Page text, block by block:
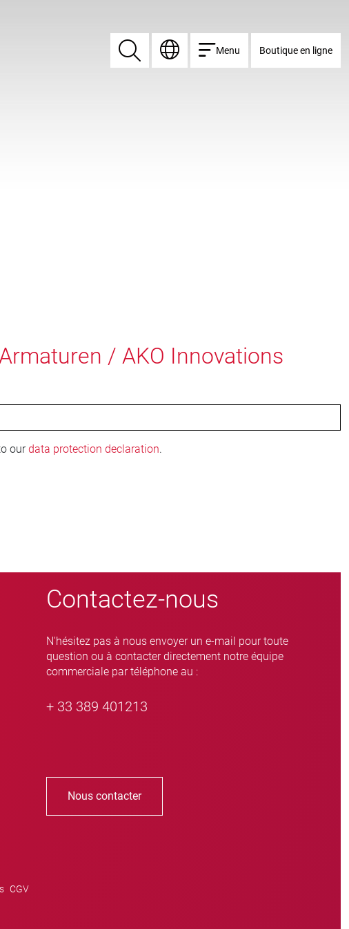
Rechercher
Rechercher Menu Boutique en ligne
/ AKO Innovations
ourdata protection declaration.
Contactez-nous
N'hésitez pas à nous envoyer un e-mail pour toute
question ou à contacter directement notre équipe
commerciale par téléphone au :
+ 33 389 401213
Nous contacter
CGV